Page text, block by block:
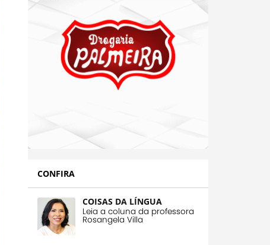
CONFIRA
COISAS DA LÍNGUA
Leia a coluna da professora
Rosangela Villa